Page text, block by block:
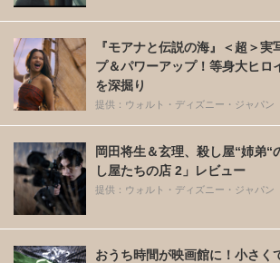
『モアナと伝説の海』＜超＞実
プ＆パワーアップ！等身大ヒロ
を深掘り
提供：ウォルト・ディズニー・ジャパン
岡田将生＆玄理、殺し屋“姉弟“
し屋たちの店 2」レビュー
提供：ウォルト・ディズニー・ジャパン
おうち時間が映画館に！小さく